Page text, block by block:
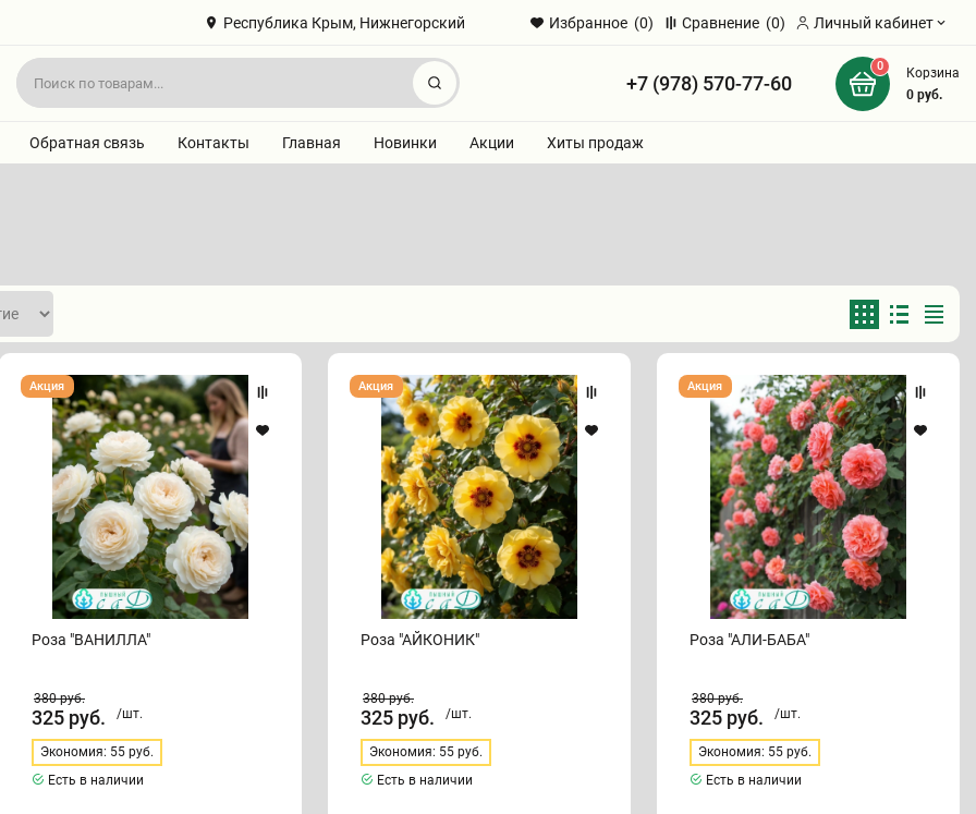
Республика Крым, Нижнегорский Избранное (0) Сравнение (0) Личный кабинет
Найти +7 (978) 570-77-60
0
Корзина
0руб.
Обратная связь Контакты Главная Новинки Акции Хиты продаж
Роза
"ВАНИЛЛА"
Роза "ВАНИЛЛА"
Акция
380руб.
325 руб. /шт.
Экономия: 55 руб.
Есть в наличии
Роза
"АЙКОНИК"
Роза "АЙКОНИК"
Акция
380руб.
325 руб. /шт.
Экономия: 55 руб.
Есть в наличии
Роза
"АЛИ-
БАБА"
Роза "АЛИ-БАБА"
Акция
380руб.
325 руб. /шт.
Экономия: 55 руб.
Есть в наличии